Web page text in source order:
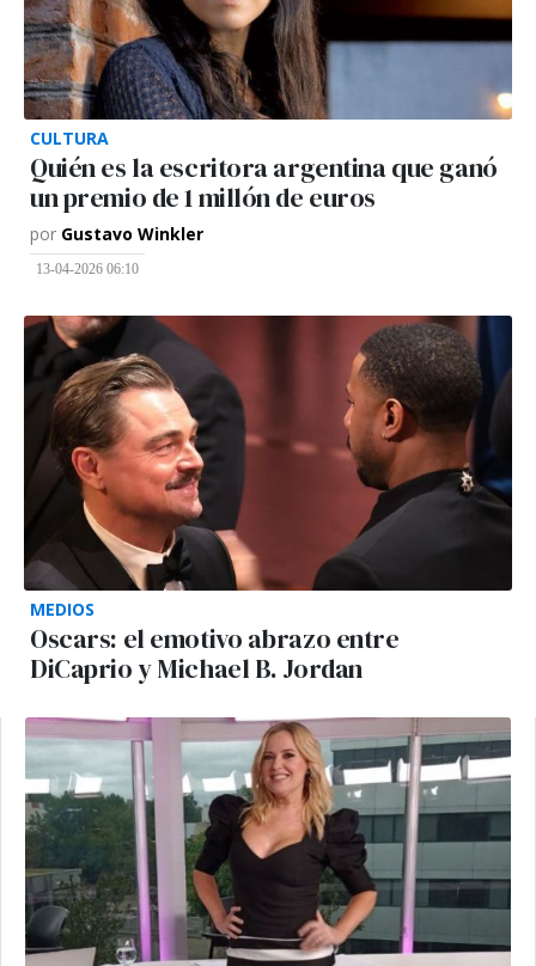
CULTURA
Quién es la escritora argentina que ganó
un premio de 1 millón de euros
por Gustavo Winkler
13-04-2026 06:10
MEDIOS
Oscars: el emotivo abrazo entre
DiCaprio y Michael B. Jordan